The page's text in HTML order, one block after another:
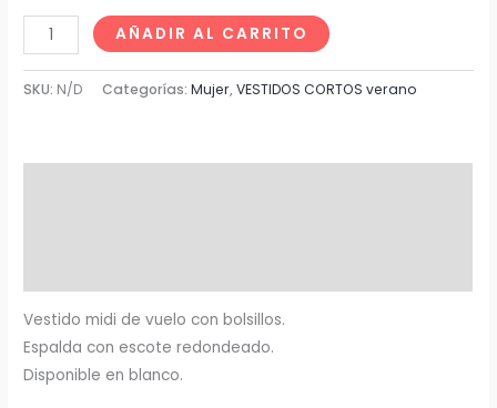
AÑADIR AL CARRITO
SKU: N/D Categorías:Mujer,VESTIDOS CORTOS verano
Vestido midi de vuelo con bolsillos.
Espalda con escote redondeado.
Disponible en blanco.